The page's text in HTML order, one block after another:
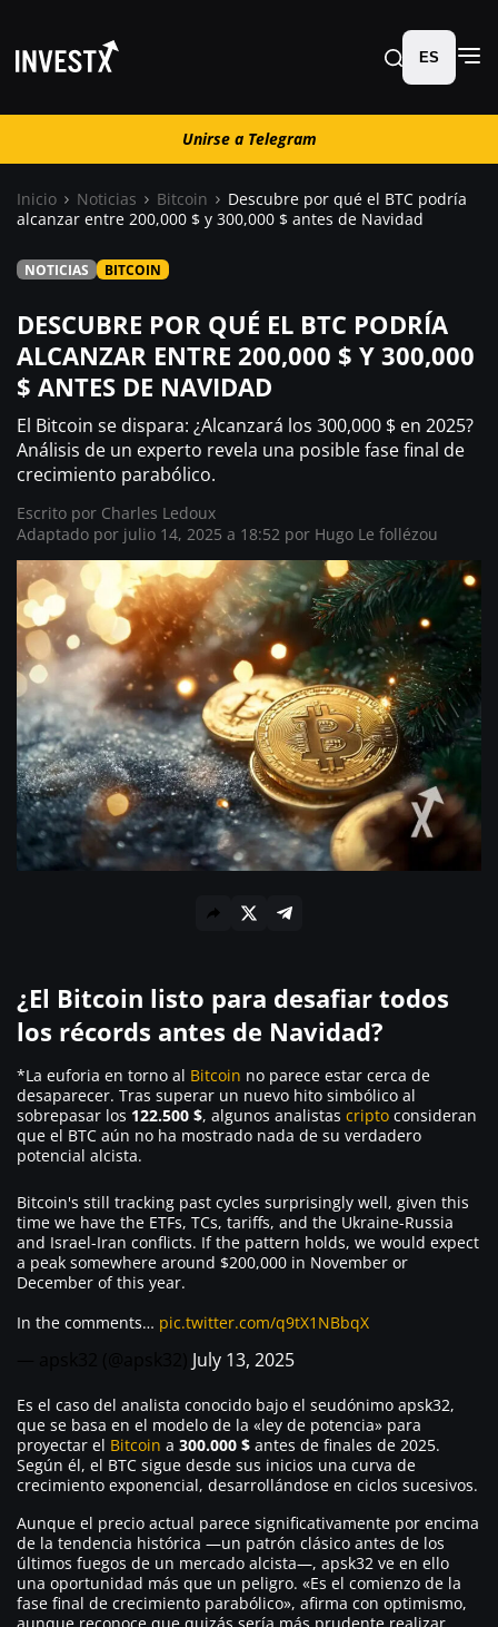
Unirse a Telegram
Noticias
Trading
¿ Dónde comprar ?
ES
Unirse a Telegram
Inicio Noticias Bitcoin
Descubre por qué el BTC podría
alcanzar entre 200,000 $ y 300,000 $ antes de Navidad
NOTICIAS BITCOIN
DESCUBRE POR QUÉ EL BTC PODRÍA
ALCANZAR ENTRE 200,000 $ Y 300,000
$ ANTES DE NAVIDAD
El Bitcoin se dispara: ¿Alcanzará los 300,000 $ en 2025?
Análisis de un experto revela una posible fase final de
crecimiento parabólico.
Escrito por Charles Ledoux
Adaptado por julio 14, 2025 a 18:52 por Hugo Le follézou
¿El Bitcoin listo para desafiar todos
los récords antes de Navidad?
*La euforia en torno al Bitcoin no parece estar cerca de
desaparecer. Tras superar un nuevo hito simbólico al
sobrepasar los 122.500 $, algunos analistas cripto consideran
que el BTC aún no ha mostrado nada de su verdadero
potencial alcista.
Bitcoin's still tracking past cycles surprisingly well, given this
time we have the ETFs, TCs, tariffs, and the Ukraine-Russia
and Israel-Iran conflicts. If the pattern holds, we would expect
a peak somewhere around $200,000 in November or
December of this year.
In the comments… pic.twitter.com/q9tX1NBbqX
July 13, 2025
Es el caso del analista conocido bajo el seudónimo apsk32,
que se basa en el modelo de la «ley de potencia» para
proyectar el Bitcoin a 300.000 $ antes de finales de 2025.
Según él, el BTC sigue desde sus inicios una curva de
crecimiento exponencial, desarrollándose en ciclos sucesivos.
Aunque el precio actual parece significativamente por encima
de la tendencia histórica —un patrón clásico antes de los
últimos fuegos de un mercado alcista—, apsk32 ve en ello
una oportunidad más que un peligro. «Es el comienzo de la
fase final de crecimiento parabólico», afirma con optimismo,